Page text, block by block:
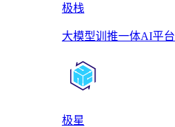
极栈
大模型训推一体AI平台
极星